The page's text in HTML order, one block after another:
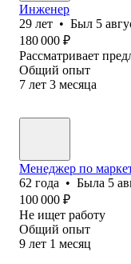
Инженер
29 лет • Был 5
180 000 ₽
Рассматривает
Общий опыт
7 лет 3 месяца
Менеджер по
62 года • Была 5
100 000 ₽
Не ищет работу
Общий опыт
9 лет 1 месяц